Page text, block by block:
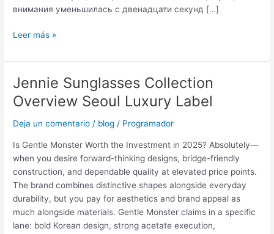
внимания уменьшилась с двенадцати секунд […]
Leer más »
Jennie Sunglasses Collection
Overview Seoul Luxury Label
Deja un comentario / blog / Programador
Is Gentle Monster Worth the Investment in 2025? Absolutely—
when you desire forward-thinking designs, bridge-friendly
construction, and dependable quality at elevated price points.
The brand combines distinctive shapes alongside everyday
durability, but you pay for aesthetics and brand appeal as
much alongside materials. Gentle Monster claims in a specific
lane: bold Korean design, strong acetate execution,
Jennie
Sunglasses
Collection
Overview
Luxury
Label